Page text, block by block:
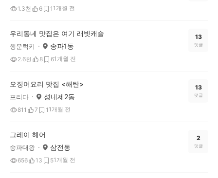
1.3천 6 1 1개월 전
우리동네 맛집은 여기 래빗캐슬
행운럭키 송파1동
2.6천 8 61개월 전
13
댓글
오징어요리 맛집 <해탄>
프리다 성내제2동
811 7 1 1개월 전
13
댓글
그레이 헤어
송파대왕 삼전동
656 13 51개월 전
2
댓글